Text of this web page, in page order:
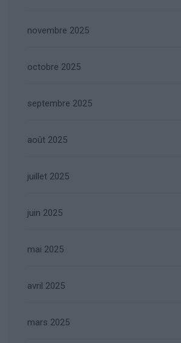
novembre 2025
octobre 2025
septembre 2025
août 2025
juillet 2025
juin 2025
mai 2025
avril 2025
mars 2025